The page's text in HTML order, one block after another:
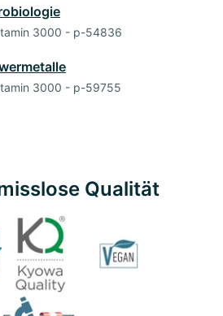
3000 - p-54836
3000 - p-59755
Qualität